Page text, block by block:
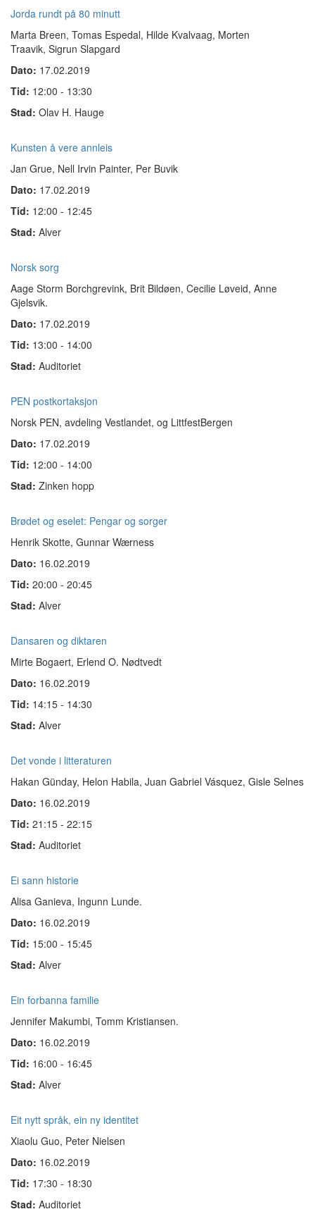
Jorda rundt på 80 minutt
Marta Breen, Tomas Espedal, Hilde Kvalvaag, Morten
Traavik, Sigrun Slapgard
Dato: 17.02.2019
Tid: 12:00 - 13:30
Stad: Olav H. Hauge
Kunsten å vere annleis
Jan Grue, Nell Irvin Painter, Per Buvik
Dato: 17.02.2019
Tid: 12:00 - 12:45
Stad: Alver
Norsk sorg
Aage Storm Borchgrevink, Brit Bildøen, Cecilie Løveid, Anne
Gjelsvik.
Dato: 17.02.2019
Tid: 13:00 - 14:00
Stad: Auditoriet
PEN postkortaksjon
Norsk PEN, avdeling Vestlandet, og LittfestBergen
Dato: 17.02.2019
Tid: 12:00 - 14:00
Stad: Zinken hopp
Brødet og eselet: Pengar og sorger
Henrik Skotte, Gunnar Wærness
Dato: 16.02.2019
Tid: 20:00 - 20:45
Stad: Alver
Dansaren og diktaren
Mirte Bogaert, Erlend O. Nødtvedt
Dato: 16.02.2019
Tid: 14:15 - 14:30
Stad: Alver
Det vonde i litteraturen
Hakan Günday, Helon Habila, Juan Gabriel Vásquez, Gisle Selnes
Dato: 16.02.2019
Tid: 21:15 - 22:15
Stad: Auditoriet
Ei sann historie
Alisa Ganieva, Ingunn Lunde.
Dato: 16.02.2019
Tid: 15:00 - 15:45
Stad: Alver
Ein forbanna familie
Jennifer Makumbi, Tomm Kristiansen.
Dato: 16.02.2019
Tid: 16:00 - 16:45
Stad: Alver
Eit nytt språk, ein ny identitet
Xiaolu Guo, Peter Nielsen
Dato: 16.02.2019
Tid: 17:30 - 18:30
Stad: Auditoriet